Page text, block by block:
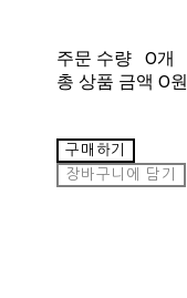
주문 수량
0개
총 상품 금액 0원
구매하기
장바구니에 담기